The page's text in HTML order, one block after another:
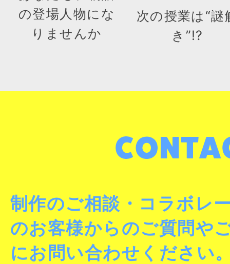
の登場人物にな
りませんか
次の授業は“謎
き”!?
制作のご相談・コラボレ
のお客様からのご質問や
にお問い合わせください